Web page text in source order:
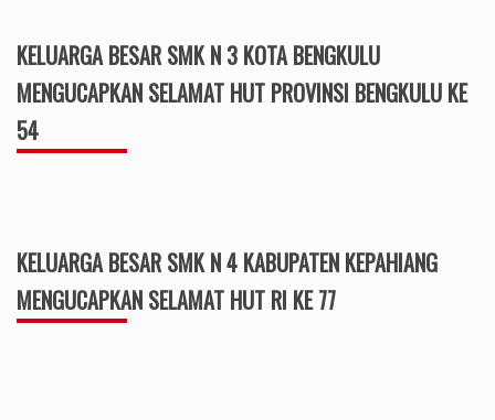
KELUARGA BESAR SMK N 3 KOTA BENGKULU
MENGUCAPKAN SELAMAT HUT PROVINSI BENGKULU KE
54
KELUARGA BESAR SMK N 4 KABUPATEN KEPAHIANG
MENGUCAPKAN SELAMAT HUT RI KE 77